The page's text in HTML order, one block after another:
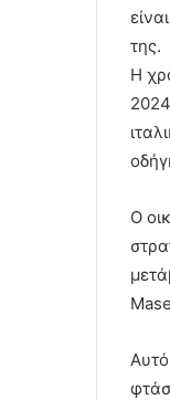
της.
Η
Ο